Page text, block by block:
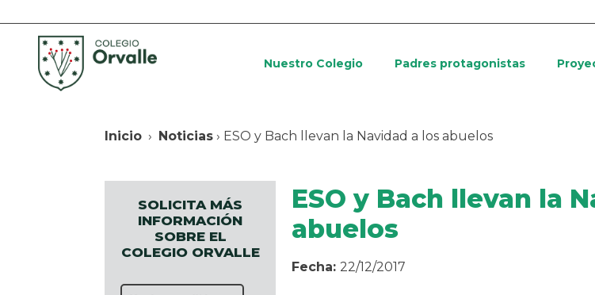
Nuestro Colegio Padres protagonistas
Inicio › Noticias › ESO y Bach llevan la Navidad a los abuelos
SOLICITA MÁS
INFORMACIÓN
SOBRE EL
COLEGIO ORVALLE
ESO y Bach llevan la
abuelos
Fecha: 22/12/2017